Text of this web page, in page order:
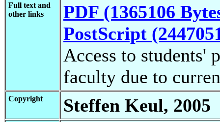
Full text and
other links
PDF (1365106
PostScript
Access to students'
faculty due to
Copyright Steffen Keul, 2005